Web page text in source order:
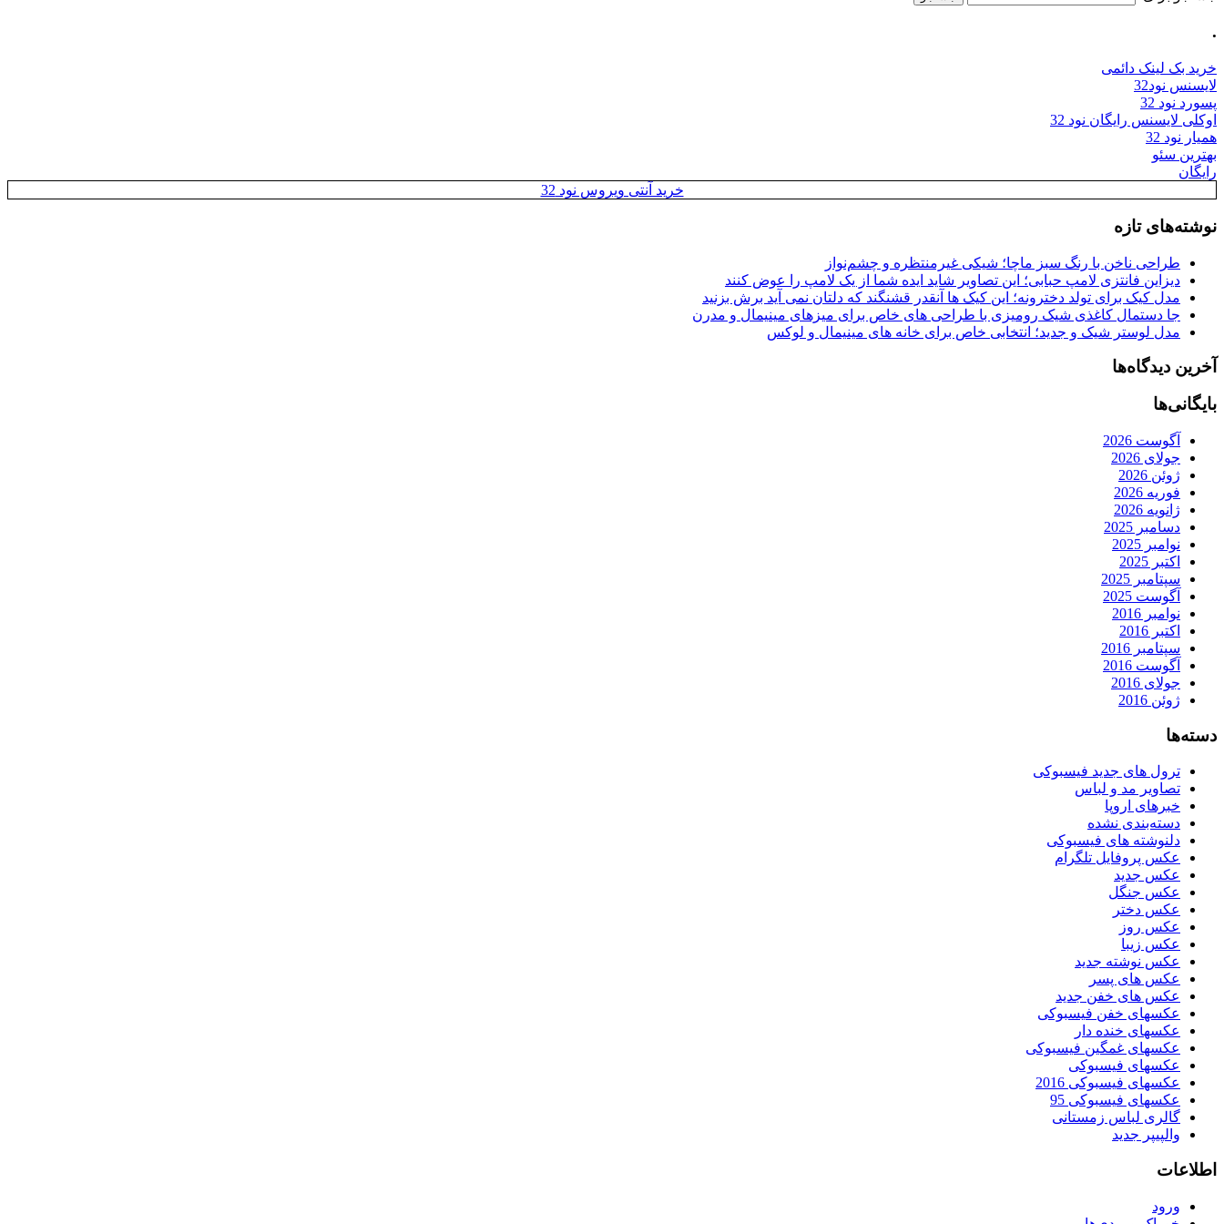
.
خرید بک لینک دائمی
لایسنس نود32
پسورد نود 32
اوکلی لایسنس رایگان نود 32
همیار نود 32
بهترین سئو
رایگان
خرید آنتی ویروس نود 32
نوشته‌های تازه
طراحی ناخن با رنگ سبز ماچا؛ شیکی غیرمنتظره و چشم‌نواز
دیزاین فانتزی لامپ حبابی؛ این تصاویر شاید ایده شما از یک لامپ را عوض کنند
مدل کیک برای تولد دخترونه؛ این کیک ها آنقدر قشنگند که دلتان نمی آید برش بزنید
جا دستمال کاغذی شیک رومیزی با طراحی های خاص برای میزهای مینیمال و مدرن
مدل لوستر شیک و جدید؛ انتخابی خاص برای خانه های مینیمال و لوکس
آخرین دیدگاه‌ها
بایگانی‌ها
آگوست 2026
جولای 2026
ژوئن 2026
فوریه 2026
ژانویه 2026
دسامبر 2025
نوامبر 2025
اکتبر 2025
سپتامبر 2025
آگوست 2025
نوامبر 2016
اکتبر 2016
سپتامبر 2016
آگوست 2016
جولای 2016
ژوئن 2016
دسته‌ها
ترول های جدید فیسبوکی
تصاویر مد و لباس
خبرهای اروپا
دسته‌بندی نشده
دلنوشته های فیسبوکی
عکس پروفایل تلگرام
عکس جدید
عکس جنگل
عکس دختر
عکس روز
عکس زیبا
عکس نوشته جدید
عکس های پسر
عکس های خفن جدید
عکسهای خفن فیسبوکی
عکسهای خنده دار
عکسهای غمگین فیسبوکی
عکسهای فیسبوکی
عکسهای فیسبوکی 2016
عکسهای فیسبوکی 95
گالری لباس زمستانی
والپیپر جدید
اطلاعات
ورود